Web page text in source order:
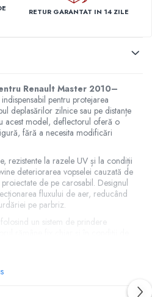
RETUR GARANTAT IN 14 ZILE
Renault Master 2010–
pentru protejarea
deplasărilor zilnice sau pe distanțe
acest model, deflectorul oferă o
fără a necesita modificări
rezistente la razele UV și la condiții
deteriorarea vopselei cauzată de
de pe carosabil. Designul
fluxului de aer, reducând
pe parbriz.
un sistem de prindere
fiind ideal atât pentru uz
utilizate intens.